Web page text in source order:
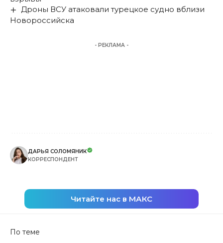
Дроны ВСУ атаковали турецкое судно вблизи
Новороссийска
- РЕКЛАМА -
ДАРЬЯ СОЛОМЯНИК
КОРРЕСПОНДЕНТ
Читайте нас в МАКС
По теме